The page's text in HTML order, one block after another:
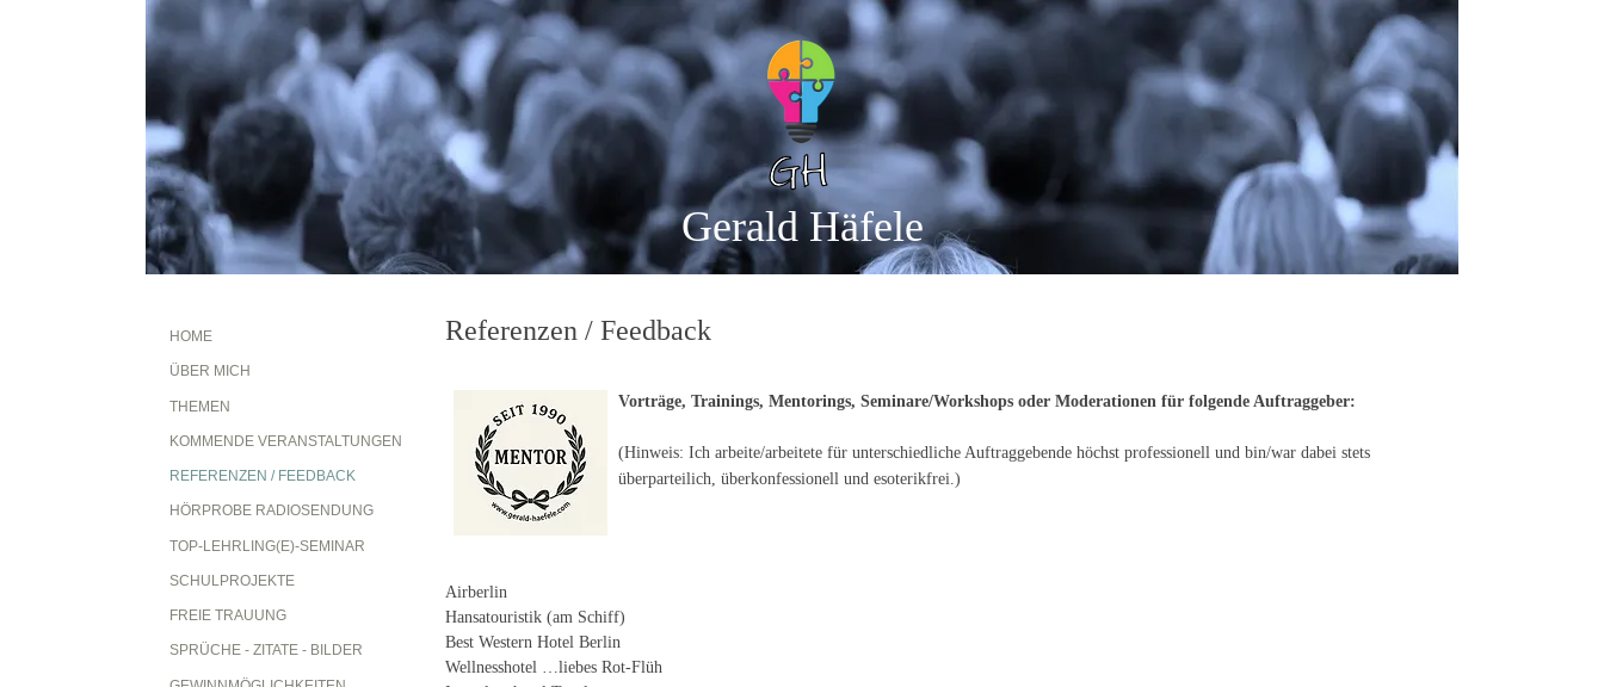
Gerald Häfele​
HOME
ÜBER MICH
THEMEN
KOMMENDE VERANSTALTUNGEN
REFERENZEN / FEEDBACK
HÖRPROBE RADIOSENDUNG
TOP-LEHRLING(E)-SEMINAR
SCHULPROJEKTE
FREIE TRAUUNG
SPRÜCHE - ZITATE - BILDER
Referenzen / Feedback
Vorträge, Trainings, Mentorings, Seminare/Workshops oder Moderationen für folgende Auftraggeber:
(Hinweis: Ich arbeite/arbeitete für unterschiedliche Auftraggebende höchst professionell und bin/war dabei stets
überparteilich, überkonfessionell und esoterikfrei.)
Airberlin
Hansatouristik (am Schiff)
Best Western Hotel Berlin
Wellnesshotel …liebes Rot-Flüh